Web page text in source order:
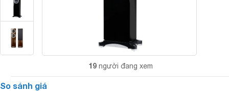
19 người đang xem
So sánh giá